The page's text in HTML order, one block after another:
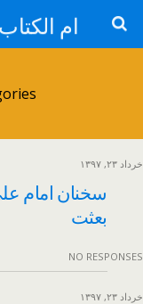
›
خرداد ۲۳, ۱۳۹۷
سخنان امام
بعثت
NO RESPONSES
خرداد ۲۳, ۱۳۹۷